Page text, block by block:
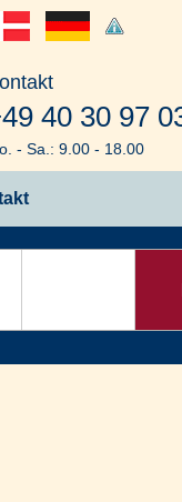
40 30 97
- Sa.: 9.00 - 18.00